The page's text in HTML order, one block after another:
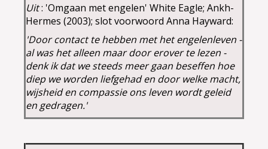
Uit: 'Omgaan met engelen' White Eagle; Ankh-
Hermes (2003); slot voorwoord Anna Hayward:
'Door contact te hebben met het engelenleven -
al was het alleen maar door erover te lezen -
denk ik dat we steeds meer gaan beseffen hoe
diep we worden liefgehad en door welke macht,
wijsheid en compassie ons leven wordt geleid
en gedragen.'